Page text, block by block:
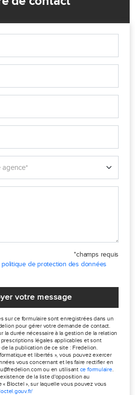
*champs requis
politique de protection des données
votre message
sur ce formulaire sont enregistrées dans un
pour gérer votre demande de contact.
la durée nécessaire à la gestion de la relation
légales applicables et sont
la publication de ce site : Fredelion.
et libertés », vous pouvez exercer
vous concernant et les faire rectifier en
ou en utilisant ce formulaire.
de la liste d'opposition au
Bloctel », sur laquelle vous pouvez vous